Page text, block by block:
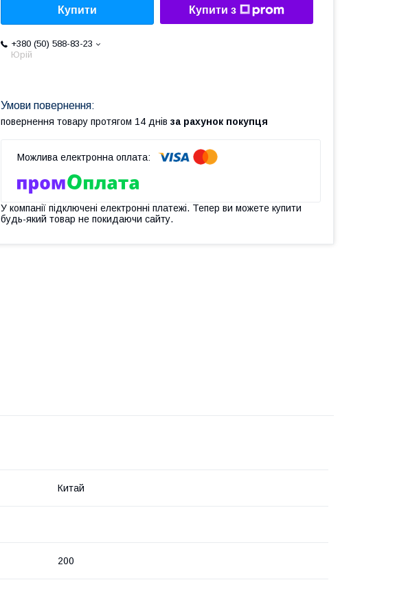
Купити Купити з
+380 (50) 588-83-23
Юрій
повернення товару протягом 14 днів за рахунок покупця
У компанії підключені електронні платежі. Тепер ви можете купити
будь-який товар не покидаючи сайту.
Китай
200